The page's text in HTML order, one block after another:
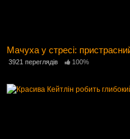
Мачуха у стресі:
3921 переглядів 100%